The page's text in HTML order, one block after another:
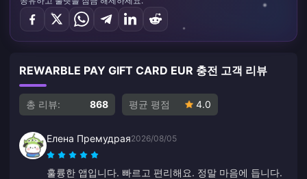
REWARBLE PAY GIFT CARD EUR 충전 고객 리뷰
총 리뷰: 868 평균 평점 4.0
Елена Премудрая2026/08/05
훌륭한 앱입니다. 빠르고 편리해요. 정말 마음에 듭니다.